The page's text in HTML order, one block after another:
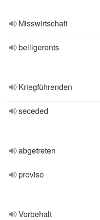
Misswirtschaft
belligerents
Kriegführenden
seceded
abgetreten
proviso
Vorbehalt